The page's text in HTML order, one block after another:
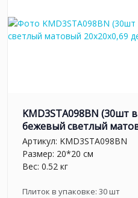
KMD3STA098BN (30шт
бежевый светлый
Артикул: KMD3STA098BN
Размер: 20*20 см
Вес: 0.52 кг
Плиток в упаковке: 30шт